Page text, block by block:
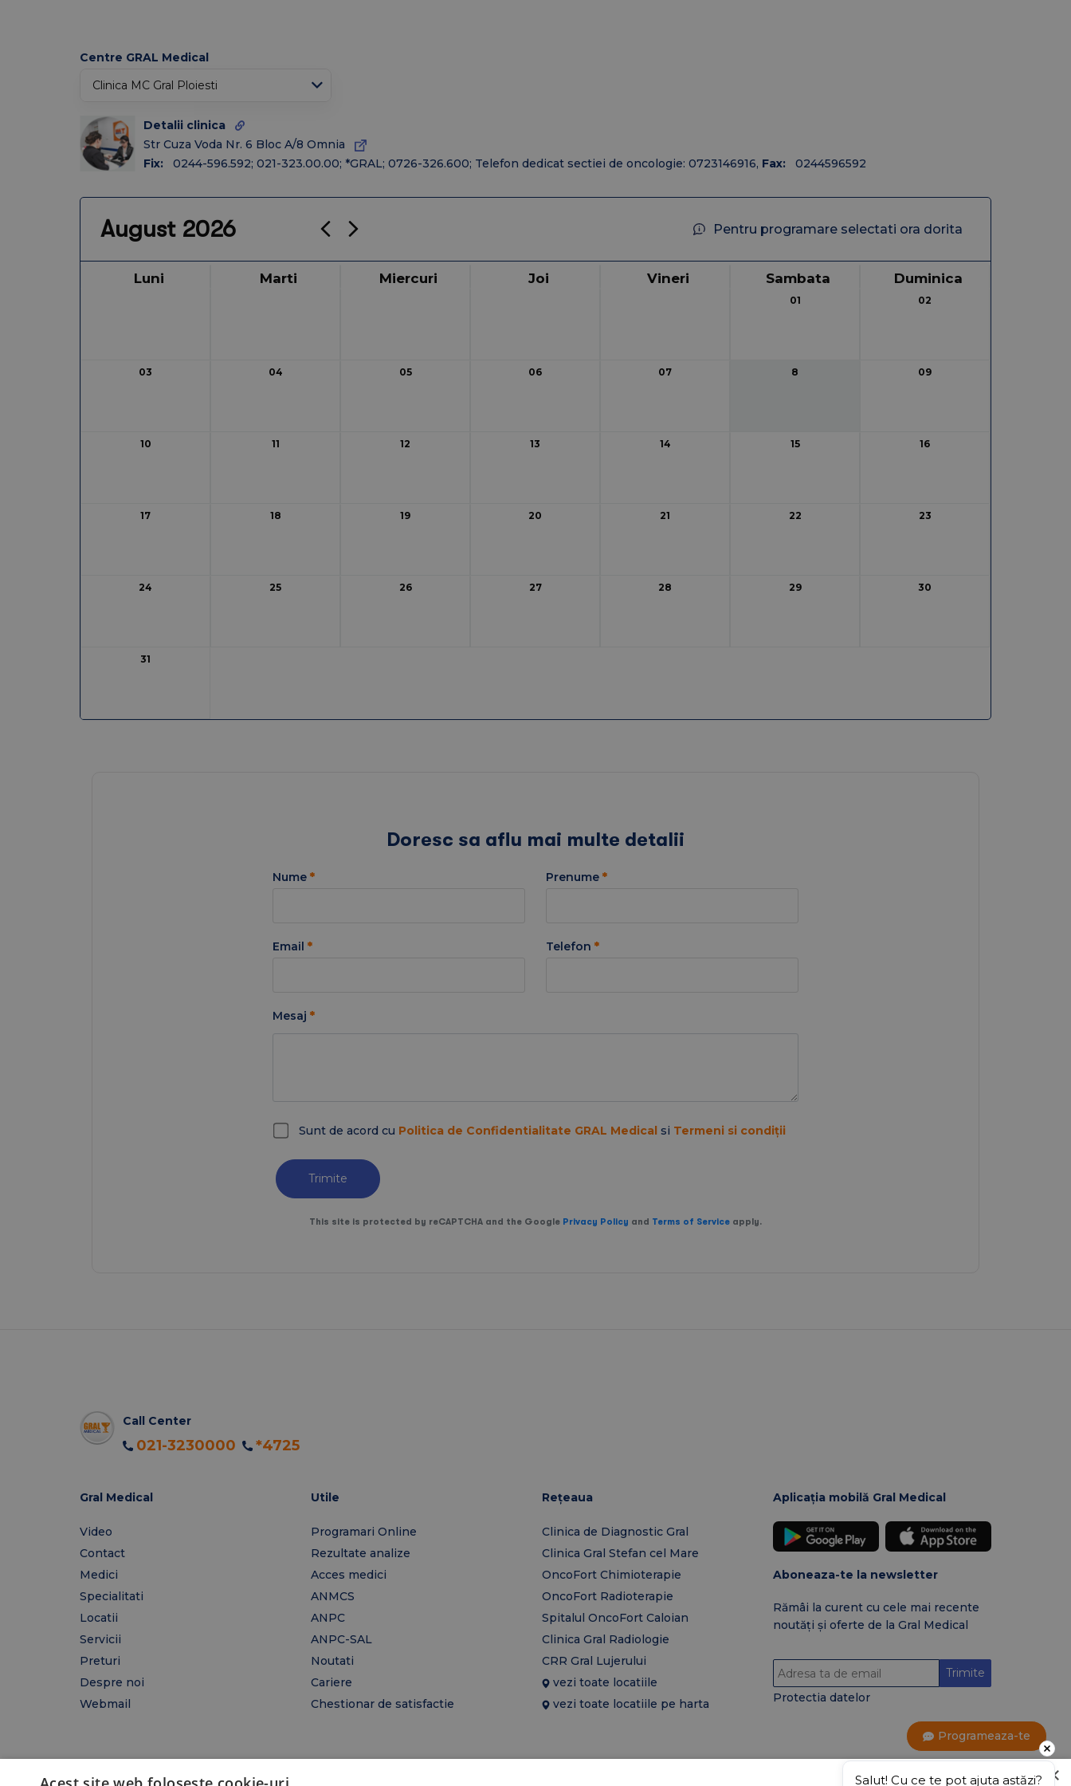
Centre GRAL Medical
Detalii clinica
Str Cuza Voda Nr. 6 Bloc A/8 Omnia
Fix:
0244-596.592; 021-323.00.00; *GRAL; 0726-326.600; Telefon dedicat sectiei de oncologie: 0723146916, Fax: 0244596592
Apr
Mai
Iul
Aug
2026 2025 2024 2023 2022 2021 2020 2019 2018 2017
August 2026 Pentru programare selectati ora dorita
Luni Marti Miercuri Joi Vineri Sambata Duminica
01 02
03 04 05 06 07 8 09
10 11 12 13 14 15 16
17 18 19 20 21 22 23
24 25 26 27 28 29 30
31
Doresc sa aflu mai multe detalii
Nume * Prenume *
Email * Telefon *
Mesaj *
Sunt de acord cu Politica de Confidentialitate GRAL Medical si Termeni si condiții
Trimite
This site is protected by reCAPTCHA and the Google Privacy Policy and Terms of Service apply.
Call Center
021-3230000 *4725
Gral Medical
Video
Contact
Medici
Specialitati
Locatii
Servicii
Preturi
Despre noi
Webmail
Utile
Programari Online
Rezultate analize
Acces medici
ANMCS
ANPC
ANPC-SAL
Noutati
Cariere
Chestionar de satisfactie
Rețeaua
Clinica de Diagnostic Gral
Clinica Gral Stefan cel Mare
OncoFort Chimioterapie
OncoFort Radioterapie
Spitalul OncoFort Caloian
Clinica Gral Radiologie
CRR Gral Lujerului
vezi toate locatiile
vezi toate locatiile pe harta
Aplicația mobilă Gral Medical
Aboneaza-te la newsletter
Rămâi la curent cu cele mai recente
noutăți și oferte de la Gral Medical
Trimite
Protectia datelor
Programeaza-te
Salut! Cu ce te pot ajuta astăzi? ×